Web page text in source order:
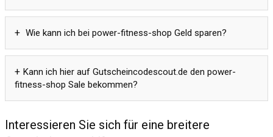
Wie kann ich bei power-fitness-shop Geld sparen?
Kann ich hier auf Gutscheincodescout.de den power-
fitness-shop Sale bekommen?
Interessieren Sie sich für eine breitere